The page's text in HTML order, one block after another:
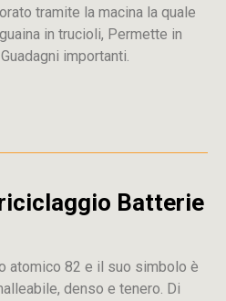
tramite la macina la quale
in trucioli, Permette in
importanti.
Batterie
atomico 82 e il suo simbolo è
denso e tenero. Di